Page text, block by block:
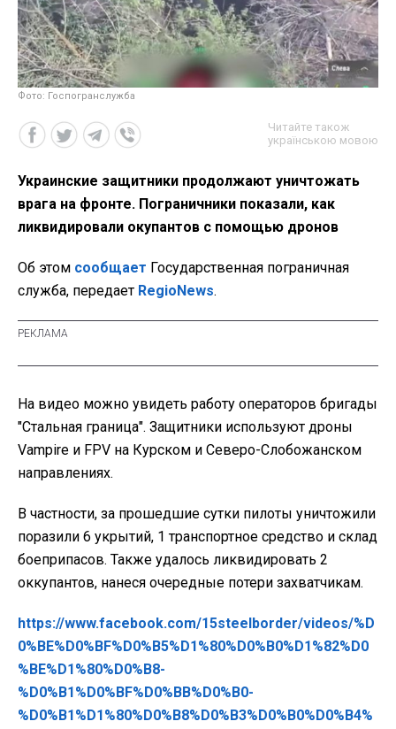
Фото: Госпогранслужба
Читайте також
українською мовою
Украинские защитники продолжают уничтожать
врага на фронте. Пограничники показали, как
ликвидировали окупантов с помощью дронов
Об этом сообщает Государственная пограничная
служба, передает RegioNews.
На видео можно увидеть работу операторов бригады
"Стальная граница". Защитники используют дроны
Vampire и FPV на Курском и Северо-Слобожанском
направлениях.
В частности, за прошедшие сутки пилоты уничтожили
поразили 6 укрытий, 1 транспортное средство и склад
боеприпасов. Также удалось ликвидировать 2
оккупантов, нанеся очередные потери захватчикам.
https://www.facebook.com/15steelborder/videos/%D
0%BE%D0%BF%D0%B5%D1%80%D0%B0%D1%82%D0
%BE%D1%80%D0%B8-
%D0%B1%D0%BF%D0%BB%D0%B0-
%D0%B1%D1%80%D0%B8%D0%B3%D0%B0%D0%B4%